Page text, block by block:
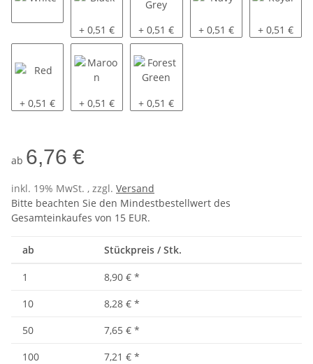
Black
+ 0,51 € Sport Grey
+ 0,51 € Navy
+ 0,51 € Royal
+ 0,51 €
Red
+ 0,51 € Maroon
+ 0,51 € Forest Green
+ 0,51 €
ab 6,76 €
inkl. 19% MwSt. , zzgl. Versand
Bitte beachten Sie den Mindestbestellwert des
Gesamteinkaufes von 15 EUR.
ab Stückpreis / Stk.
1 8,90 € *
10
8,28 € *
50
7,65 € *
100
7,21 € *